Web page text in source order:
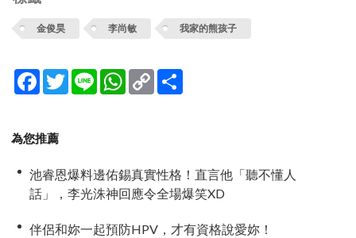
金俊昊 李尚敏 我家的熊孩子
Facebook
TwitterLine WhatsApp
Copy
Link
為您推薦
池睿恩爆料邊佑錫真實性格！直言他「聽不懂人
話」，李光洙神回應令全場爆笑XD
伴侶和妳一起預防HPV，才有資格說愛妳！